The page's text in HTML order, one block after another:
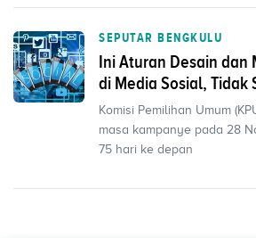
SEPUTAR BENGKULU
Ini Aturan Desain dan
di Media Sosial, Tidak
Komisi Pemilihan Umum
masa kampanye pada 28
75 hari ke depan